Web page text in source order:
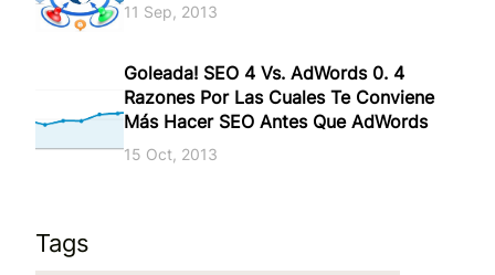
11 Sep, 2013
Goleada! SEO 4 Vs. AdWords 0. 4
Razones Por Las Cuales Te Conviene
Más Hacer SEO Antes Que AdWords
15 Oct, 2013
Tags